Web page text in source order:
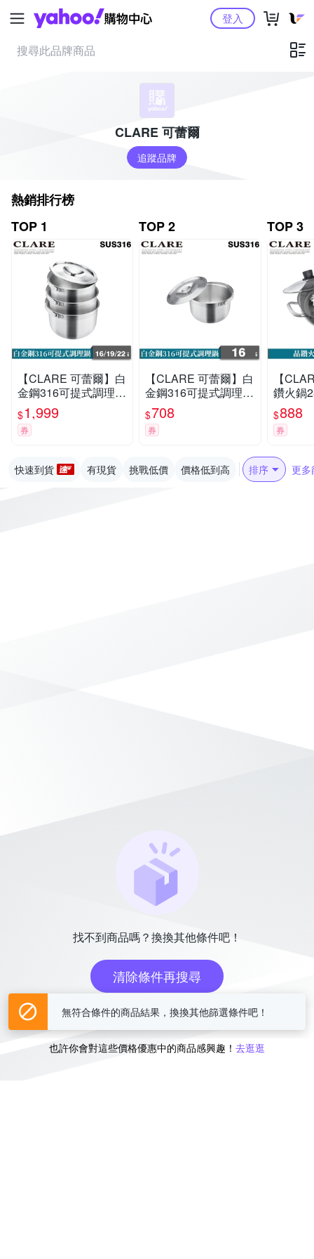
Yahoo購物中心登入
CLARE 可蕾爾
追蹤品牌
熱銷排行榜
TOP 1
【CLARE 可蕾爾】白
金鋼316可提式調理鍋
16+19+22cm
$1,999
券
TOP 2
【CLARE 可蕾爾】白
金鋼316可提式調理鍋
16cm
$708
券
TOP 3
【
鑽火鍋
$888
券
快速到貨 有現貨 挑戰低價 價格低到高 排序 更多
找不到商品嗎？換換其他條件吧！
清除條件再搜尋
或
也許你會對這些價格優惠中的商品感興趣！ 去逛逛
無符合條件的商品結果，換換其他篩選條件吧！